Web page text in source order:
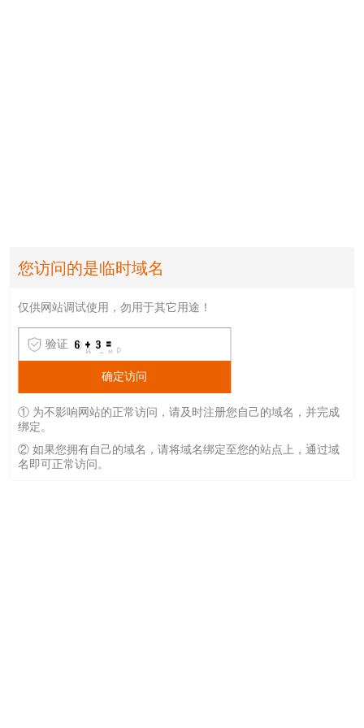
您访问的是临时域名
仅供网站调试使用，勿用于其它用途！
验证
确定访问
① 为不影响网站的正常访问，请及时注册您自己的域名，并完成
绑定。
② 如果您拥有自己的域名，请将域名绑定至您的站点上，通过域
名即可正常访问。